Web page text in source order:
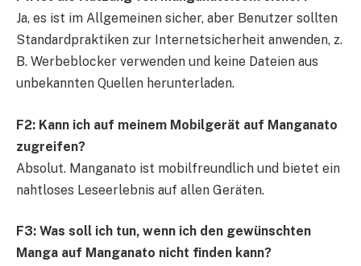
Ja, es ist im Allgemeinen sicher, aber Benutzer sollten
Standardpraktiken zur Internetsicherheit anwenden, z.
B. Werbeblocker verwenden und keine Dateien aus
unbekannten Quellen herunterladen.
F2: Kann ich auf meinem Mobilgerät auf Manganato
zugreifen?
Absolut. Manganato ist mobilfreundlich und bietet ein
nahtloses Leseerlebnis auf allen Geräten.
F3: Was soll ich tun, wenn ich den gewünschten
Manga auf Manganato nicht finden kann?